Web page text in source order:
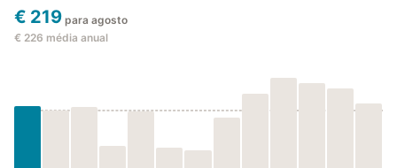
€ 219 para agosto
€ 226 média anual